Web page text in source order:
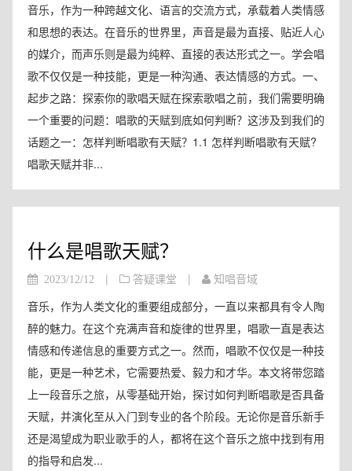
音乐，作为一种跨越文化、语言的交流方式，承载着人类情感
和思想的表达。在音乐的世界里，声音是最为直接、贴近人心
的媒介，而声乐则是最为纯粹、直接的表达形式之一。学会唱
歌不仅仅是一种技能，更是一种沟通、表达情感的方式。一、
起步之路：探索你的歌唱天赋在探索歌唱之前，我们需要明确
一个重要的问题：唱歌的天赋到底如何判断？这涉及到我们的
话题之一：怎样判断唱歌有天赋？1.1 怎样判断唱歌有天赋?
唱歌天赋并非...
什么是唱歌天赋？
2023/12/12 | 答疑课堂 | 知唱音域
音乐，作为人类文化的重要组成部分，一直以来都具有令人陶
醉的魅力。在这个充满声音和旋律的世界里，唱歌一直是表达
情感和传递信息的重要方式之一。然而，唱歌不仅仅是一种技
能，更是一种艺术，它需要热爱、毅力和才华。本文将带您踏
上一段音乐之旅，从零基础开始，探讨如何判断唱歌是否具备
天赋，并演化至从入门到专业的各个阶段。无论你是音乐新手
还是渴望成为职业歌手的人，都将在这个音乐之旅中找到有用
的指导和启发...